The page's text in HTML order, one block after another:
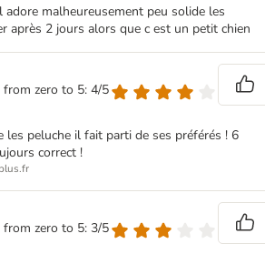
malheureusement peu solide les
après 2 jours alors que c est un petit chien
from zero to 5: 4/5
les peluche il fait parti de ses préférés ! 6
correct !
from zero to 5: 3/5